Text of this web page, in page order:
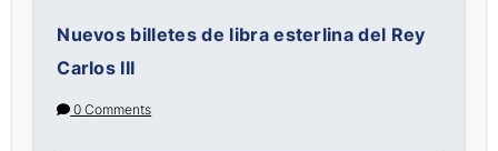
Nuevos billetes de libra esterlina del Rey
Carlos III
0 Comments